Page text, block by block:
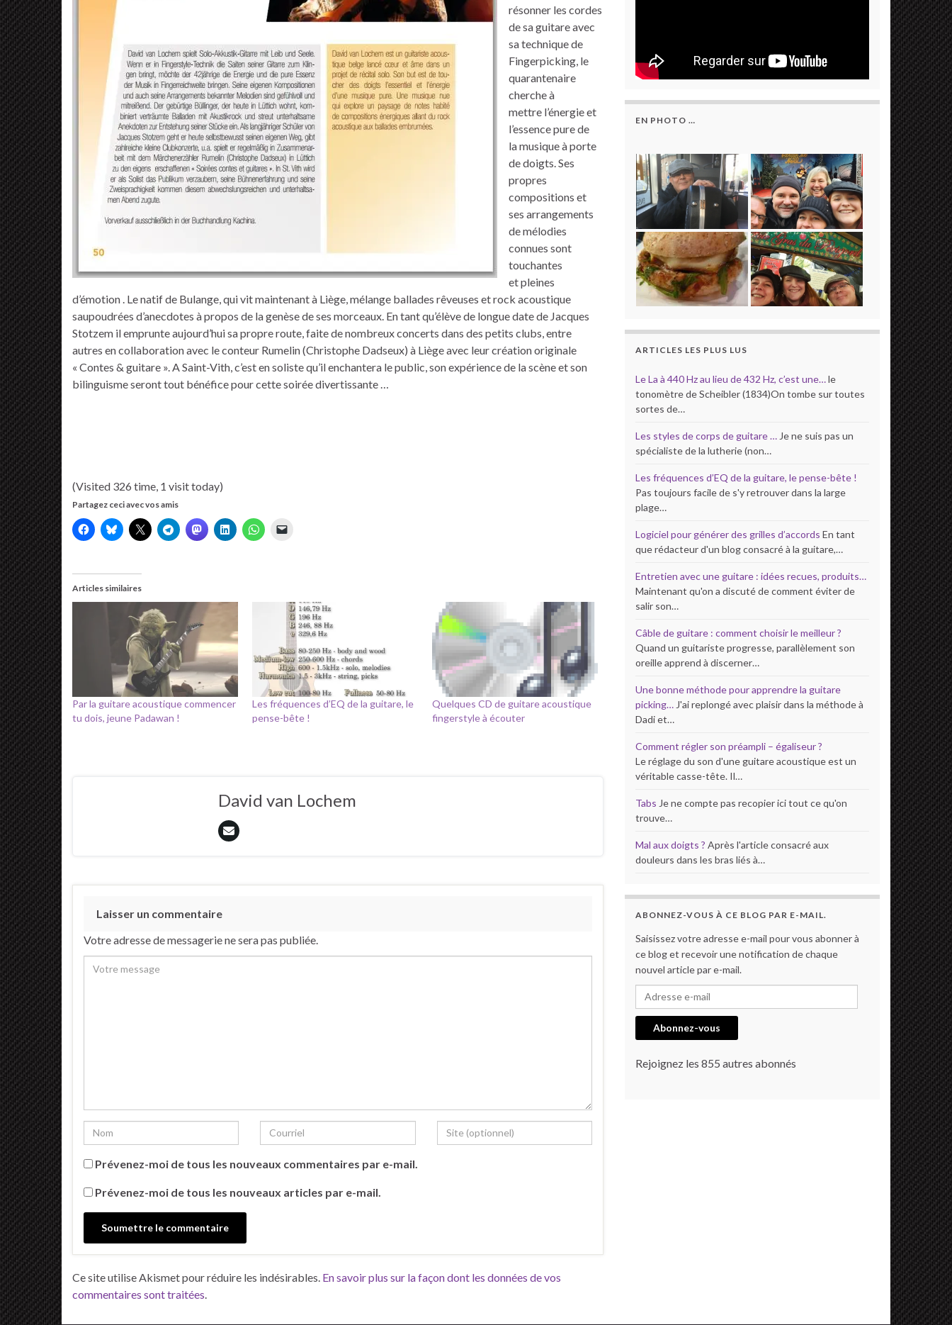
résonner les cordes
de sa guitare avec
sa technique de
Fingerpicking, le
quarantenaire
cherche à
mettre l’énergie et
l’essence pure de
la musique à porte
de doigts. Ses
propres
compositions et
ses arrangements
de mélodies
connues sont
touchantes
et pleines
d’émotion . Le natif de Bulange, qui vit maintenant à Liège, mélange ballades rêveuses et rock acoustique
saupoudrées d’anecdotes à propos de la genèse de ses morceaux. En tant qu’élève de longue date de Jacques
Stotzem il emprunte aujourd’hui sa propre route, faite de nombreux concerts dans des petits clubs, entre
autres en collaboration avec le conteur Rumelin (Christophe Dadseux) à Liège avec leur création originale
« Contes & guitare ». A Saint-Vith, c’est en soliste qu’il enchantera le public, son expérience de la scène et son
bilinguisme seront tout bénéfice pour cette soirée divertissante …
(Visited 326 time, 1 visit today)
Partagez ceci avec vos amis
Articles similaires
Par la guitare acoustique commencer
tu dois, jeune Padawan !
Les fréquences d’EQ de la guitare, le
pense-bête !
Quelques CD de guitare acoustique
fingerstyle à écouter
David van Lochem
Laisser un commentaire
Votre adresse de messagerie ne sera pas publiée.
Prévenez-moi de tous les nouveaux commentaires par e-mail.
Prévenez-moi de tous les nouveaux articles par e-mail.
Ce site utilise Akismet pour réduire les indésirables. En savoir plus sur la façon dont les données de vos
commentaires sont traitées
EN PHOTO …
ARTICLES LES PLUS LUS
Le La à 440 Hz au lieu de 432 Hz, c’est une…le
tonomètre de Scheibler (1834)On tombe sur toutes
sortes de…
Les styles de corps de guitare … Je ne suis pas un
spécialiste de la lutherie (non…
Les fréquences d’EQ de la guitare, le pense-bête !
Pas toujours facile de s'y retrouver dans la large
plage…
Logiciel pour générer des grilles d’accords En tant
que rédacteur d'un blog consacré à la guitare,…
Entretien avec une guitare : idées recues, produits…
Maintenant qu'on a discuté de comment éviter de
salir son…
Câble de guitare : comment choisir le meilleur ?
Quand un guitariste progresse, parallèlement son
oreille apprend à discerner…
Une bonne méthode pour apprendre la guitare
picking… J'ai replongé avec plaisir dans la méthode à
Dadi et…
Comment régler son préampli – égaliseur ?
Le réglage du son d'une guitare acoustique est un
véritable casse-tête. Il…
Tabs Je ne compte pas recopier ici tout ce qu'on
trouve…
Mal aux doigts ? Après l'article consacré aux
douleurs dans les bras liés à…
ABONNEZ-VOUS À CE BLOG PAR E-MAIL.
Saisissez votre adresse e-mail pour vous abonner à
ce blog et recevoir une notification de chaque
nouvel article par e-mail.
Adresse e-mail
Abonnez-vous
Rejoignez les 855 autres abonnés